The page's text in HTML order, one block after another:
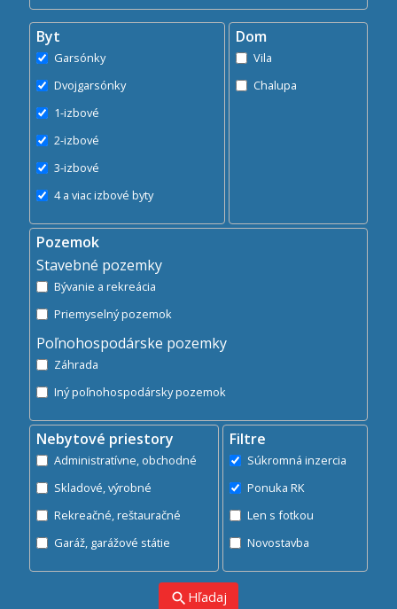
Byt
Garsónky
Dvojgarsónky
1-izbové
2-izbové
3-izbové
4 a viac izbové byty
Dom
Vila
Chalupa
Pozemok
Stavebné pozemky
Bývanie a rekreácia
Priemyselný pozemok
Poľnohospodárske pozemky
Záhrada
Iný poľnohospodársky pozemok
Nebytové priestory
Administratívne, obchodné
Skladové, výrobné
Rekreačné, reštauračné
Garáž, garážové státie
Filtre
Súkromná inzercia
Ponuka RK
Len s fotkou
Novostavba
search Hľadaj